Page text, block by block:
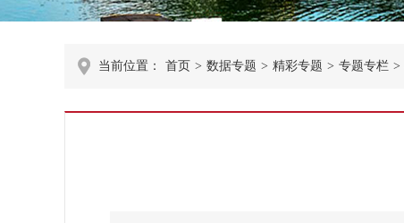
当前位置： 首页 > 数据专题 > 精彩专题 > 专题专栏 >